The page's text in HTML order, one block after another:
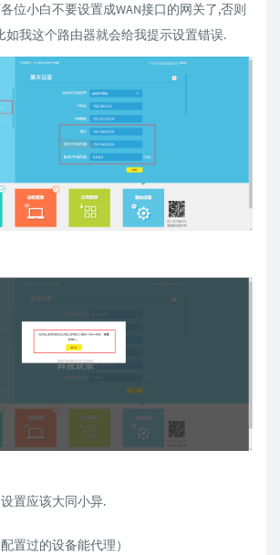
位小白不要设置成WAN接口的网关了,否则
如我这个路由器就会给我提示设置错误.
置应该大同小异.
置过的设备能代理）